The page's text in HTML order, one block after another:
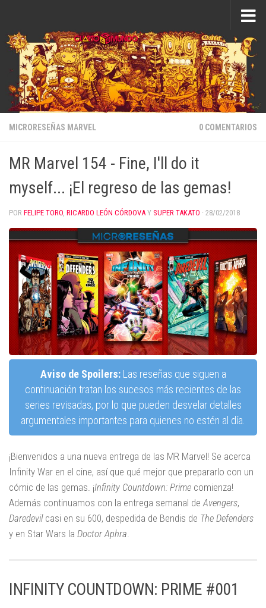
MICRORESEÑAS MARVEL 0 COMENTARIOS
MR Marvel 154 - Fine, I'll do it
myself... ¡El regreso de las gemas!
POR FELIPE TORO, RICARDO LEÓN CÓRDOVA Y SUPER TAKATO · 28/02/2018
Aviso de Spoilers:Las reseñas que siguen a
continuación tratan los sucesos más recientes de las
series revisadas, por lo que pueden desvelar detalles
argumentales importantes para quienes no estén al día.
¡Bienvenidos a una nueva entrega de las MR Marvel! Se acerca
Infinity War en el cine, así que qué mejor que prepararlo con un
cómic de las gemas. ¡Infinity Countdown: Prime comienza!
Además continuamos con la entrega semanal deAvengers,
Daredevilcasi en su 600, despedida de Bendis de The Defenders
y en Star Wars la Doctor Aphra.
INFINITY COUNTDOWN: PRIME #001